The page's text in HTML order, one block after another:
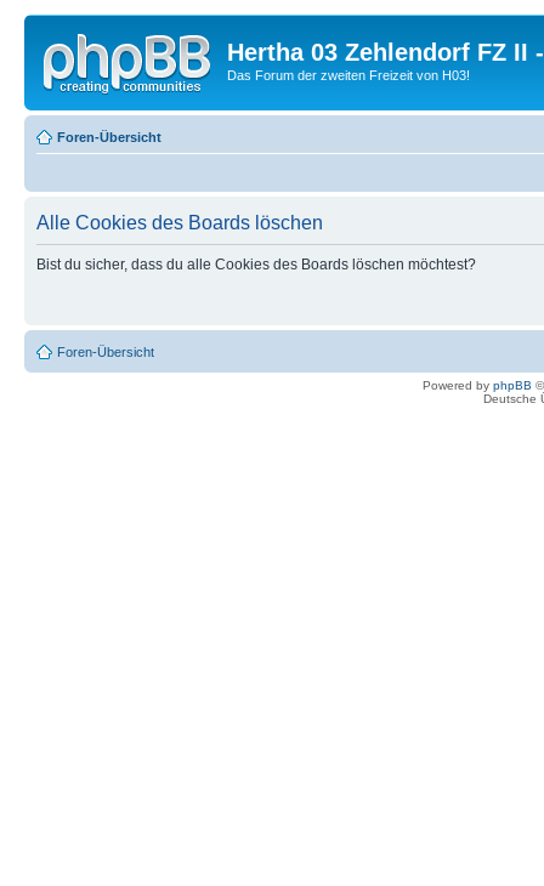
Hertha 03 Zehlendorf FZ II
Das Forum der zweiten Freizeit von H03!
Foren-Übersicht
Alle Cookies des Boards löschen
Bist du sicher, dass du alle Cookies des Boards löschen möchtest?
Foren-Übersicht
Powered by phpBB
Deutsche